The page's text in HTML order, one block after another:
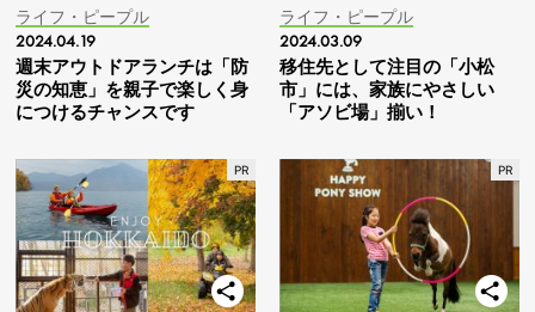
ライフ・ピープル
2024.04.19
週末アウトドアランチは「防
災の知恵」を親子で楽しく身
につけるチャンスです
ライフ・ピープル
2024.03.09
移住先として注目の「小松
市」には、家族にやさしい
「アソビ場」揃い！